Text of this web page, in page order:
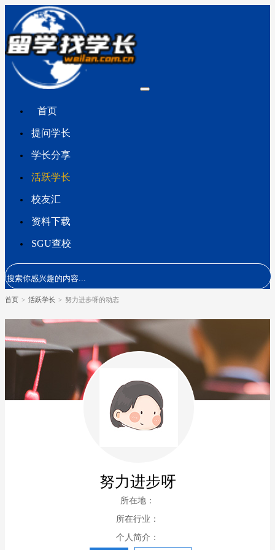
首页
提问学长
学长分享
活跃学长
校友汇
资料下载
SGU查校
首页 > 活跃学长 > 努力进步呀的动态
努力进步呀
所在地：
所在行业：
个人简介：